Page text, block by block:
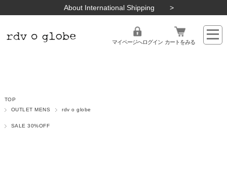
About International Shipping
マイページへログイン カートをみる
TOP
OUTLET MENS
rdv o globe
SALE 30%OFF